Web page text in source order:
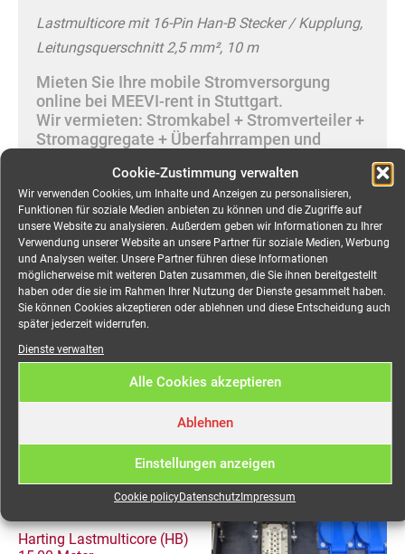
Cookie-Zustimmung verwalten
Wir verwenden Cookies, um Inhalte und Anzeigen zu personalisieren,
Funktionen für soziale Medien anbieten zu können und die Zugriffe auf
unsere Website zu analysieren. Außerdem geben wir Informationen zu Ihrer
Verwendung unserer Website an unsere Partner für soziale Medien, Werbung
und Analysen weiter. Unsere Partner führen diese Informationen
möglicherweise mit weiteren Daten zusammen, die Sie ihnen bereitgestellt
haben oder die sie im Rahmen Ihrer Nutzung der Dienste gesammelt haben.
Sie können Cookies akzeptieren oder ablehnen und diese Entscheidung auch
später jederzeit widerrufen.
Dienste verwalten
Alle Cookies akzeptieren
Ablehnen
Einstellungen anzeigen
Cookie policyDatenschutzImpressum
Lastmulticore mit 16-Pin Han-B Stecker / Kupplung,
Leitungsquerschnitt 2,5 mm², 10 m
Mieten Sie Ihre mobile Stromversorgung
online bei MEEVI-rent in Stuttgart.
Wir vermieten: Stromkabel + Stromverteiler +
Stromaggregate + Überfahrrampen und
Stromgeneratoren + Eventverteiler +
Verteilerschränke + Flächenleuchten +
Notausgangsleuchten + LED-Strahler +
Straßenüberführungen + Lichtmasten.DRY-
HIRE oder FULL-SERVICE
Der Webshop für mobilen Strom: Alles für Ihre
Veranstaltung:meevi-rent.de
Ähnliche Produkte
Harting Lastmulticore (HB)